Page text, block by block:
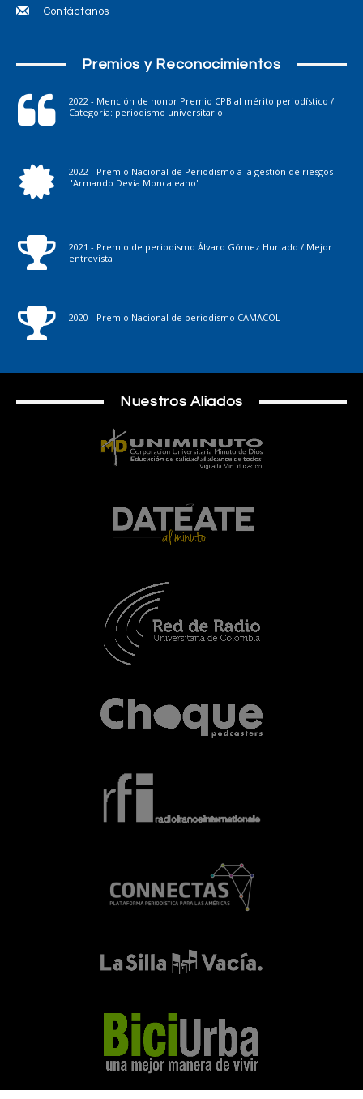
Contáctanos
Premios y Reconocimientos
2022 - Mención de honor Premio CPB al mérito periodístico /
Categoría: periodismo universitario
2022 - Premio Nacional de Periodismo a la gestión de riesgos
"Armando Devia Moncaleano"
2021 - Premio de periodismo Álvaro Gómez Hurtado / Mejor
entrevista
2020 - Premio Nacional de periodismo CAMACOL
Nuestros Aliados